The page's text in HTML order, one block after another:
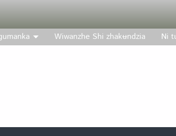
Wiwanzhe Shi zhakʉndzia Ni